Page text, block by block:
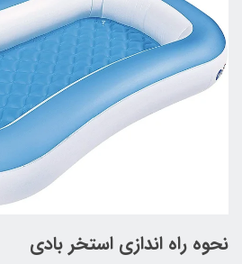
نحوه راه اندازی استخر بادی